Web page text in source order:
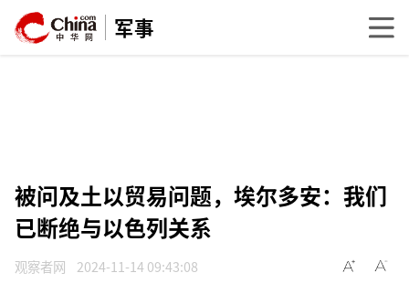
军事
被问及土以贸易问题，埃尔多安：我们
已断绝与以色列关系
观察者网 2024-11-14 09:43:08